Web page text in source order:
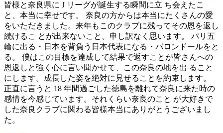
皆様と奈良県に J リーグが誕生する瞬間に立 ち会えたこ
と、本当に幸せです。 奈良の方からは本当にたくさんの愛
をいただきました。来年もこのクラブに残ってその恩を返し
続けるこ とが出来ないこと、申し訳なく思います。 パリ五
輪に出る・日本を背負う日本代表になる・バロンドールをと
る。 僕はこの目標を達成して結果で返すことが皆さんへの
恩返しと強く心に言い聞かせて、この奈良の地を出 ること
にします。成長した姿を絶対に見せることを約束します。
正直に言うと 18 年間過ごした徳島を離れて奈良に来た時の
感情を今感じています。それくらい奈良のこと が大好きで
した奈良クラブに関わる皆様本当にありがとうございまし
た。